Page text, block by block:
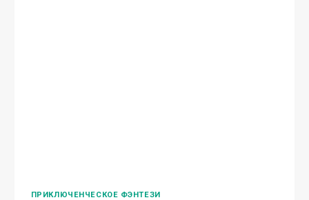
ПРИКЛЮЧЕНЧЕСКОЕ ФЭНТЕЗИ